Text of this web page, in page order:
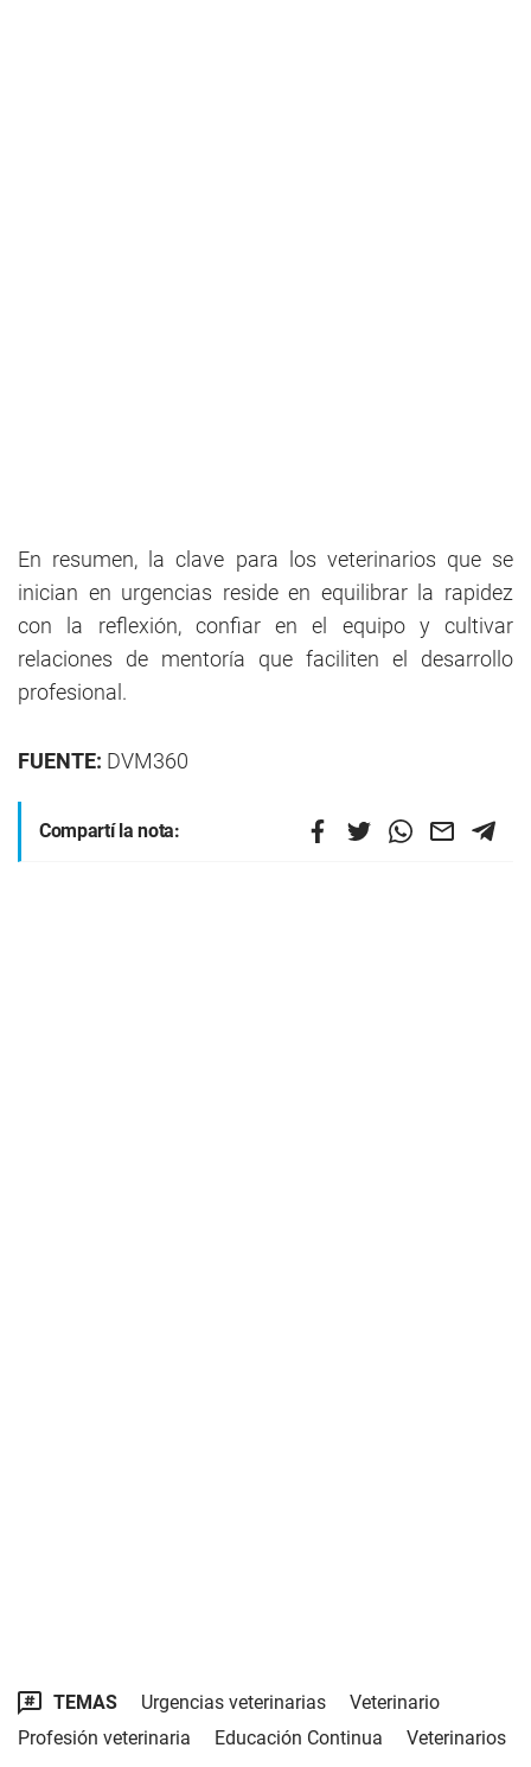
En resumen, la clave para los veterinarios que se
inician en urgencias reside en equilibrar la rapidez
con la reflexión, confiar en el equipo y cultivar
relaciones de mentoría que faciliten el desarrollo
profesional.
FUENTE: DVM360
Compartí la nota:
TEMAS Urgencias veterinarias
Veterinario
Profesión veterinaria
Educación Continua Veterinarios